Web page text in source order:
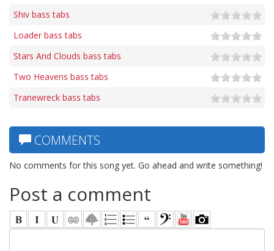
Shiv bass tabs
Loader bass tabs
Stars And Clouds bass tabs
Two Heavens bass tabs
Tranewreck bass tabs
COMMENTS
No comments for this song yet. Go ahead and write something!
Post a comment